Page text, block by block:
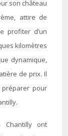
attire de
profiter d’un
kilomètres
dynamique,
de prix. Il
pour
ont